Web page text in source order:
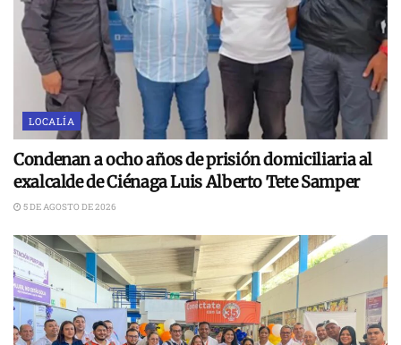
LOCALÍA
Condenan a ocho años de prisión domiciliaria al
exalcalde de Ciénaga Luis Alberto Tete Samper
5 DE AGOSTO DE 2026